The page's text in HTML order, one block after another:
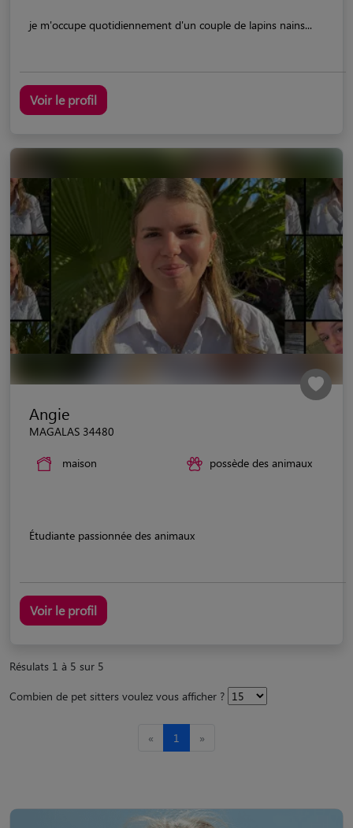
je m'occupe quotidiennement d'un couple de lapins nains...
Voir le profil
Angie
MAGALAS 34480
maison possède des animaux
Étudiante passionnée des animaux
Voir le profil
Résulats 1 à 5 sur 5
Combien de pet sitters voulez vous afficher ?
« 1 »